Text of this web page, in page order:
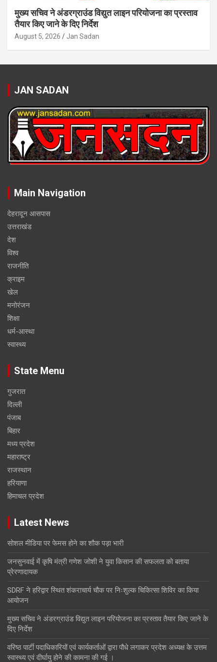
मुख्य सचिव ने अंडरग्राउंड विद्युत लाइन परियोजना का प्रस्ताव
तैयार किए जाने के दिए निर्देश
August 5, 2026 Jan Sadan
JAN SADAN
Main Navigation
देहरादून आसपास
उत्तराखंड
देश
विश्व
राजनीति
क्राइम
खेल
मनोरंजन
शिक्षा
धर्म-आस्था
स्वास्थ्य
State Menu
गुजरात
दिल्ली
पंजाब
बिहार
मध्य प्रदेश
महाराष्ट्र
राजस्थान
हरियाणा
हिमाचल प्रदेश
Latest News
सोशल मीडिया पर फेमस होने का शौक पड़ा भारी
जनसुनवाई में कृषि मंत्री गणेश जोशी ने युवा किसान की सफलता को बताया
प्रेरणादायक
SDRF ने हरिद्वार स्थित शंकराचार्य चौक पर निःशुल्क चिकित्सा शिविर का किया
आयोजन
मुख्य सचिव ने अंडरग्राउंड विद्युत लाइन परियोजना का प्रस्ताव तैयार किए जाने के
दिए निर्देश
वरिष्ठ पार्टी पदाधिकारियों एवं कार्यकर्ताओं द्वारा पौधे लगाकर प्रदेश अध्यक्ष के उत्तम
स्वास्थ्य एवं दीर्घायु होने की कामना की गई ।